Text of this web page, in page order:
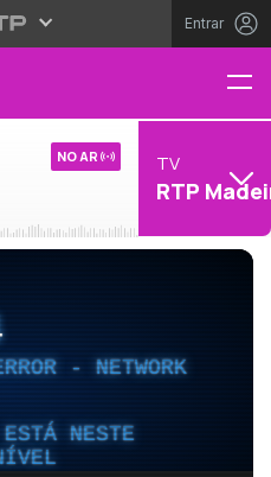
Entrar
NO AR TV
RTP
- NETWORK
NESTE